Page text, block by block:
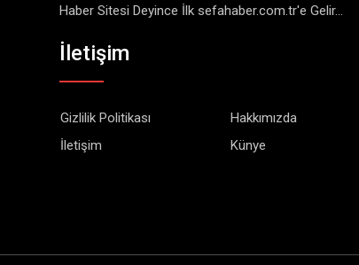
Haber Sitesi Deyince İlk sefahaber.com.tr'e Gelir...
İletişim
Gizlilik Politikası
Hakkımızda
İletişim
Künye